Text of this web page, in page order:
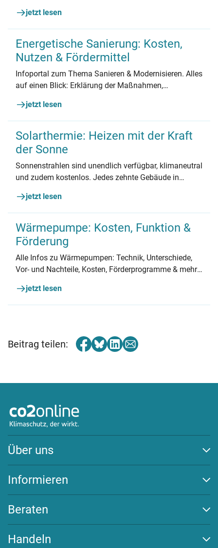
beachten sollten.
jetzt lesen
Energetische Sanierung: Kosten,
Nutzen & Fördermittel
Infoportal zum Thema Sanieren & Modernisieren. Alles
auf einen Blick: Erklärung der Maßnahmen,
Branchenbuch.
jetzt lesen
Solarthermie: Heizen mit der Kraft
der Sonne
Sonnenstrahlen sind unendlich verfügbar, klimaneutral
und zudem kostenlos. Jedes zehnte Gebäude in
also die Erzeugung von Wärme aus Sonnenkraft. Wie
das genau funktioniert, erfahren Sie hier.
jetzt lesen
Wärmepumpe: Kosten, Funktion &
Förderung
Alle Infos zu Wärmepumpen: Technik, Unterschiede,
Vor- und Nachteile, Kosten, Förderprogramme & mehr.
jetzt lesen
Beitrag teilen:
Über uns
Auszeichnungen
Team
Transparenz
Wirksamkeit
Informieren
Klima schützen
Energiewende
Newsletter
Beraten
Beratungs-Tools
Challenges
FAQ
Handeln